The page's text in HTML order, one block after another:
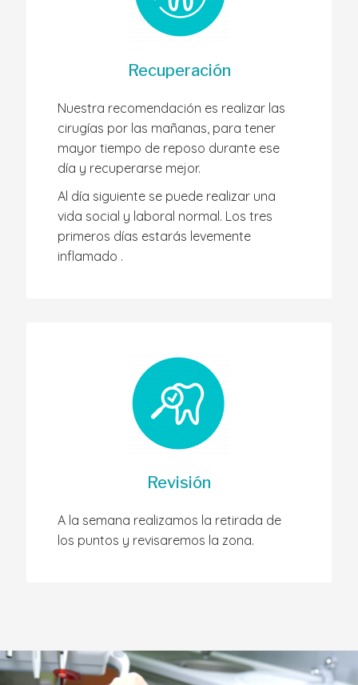
Recuperación
Nuestra recomendación es realizar las
cirugías por las mañanas, para tener
mayor tiempo de reposo durante ese
día y recuperarse mejor.
Al día siguiente se puede realizar una
vida social y laboral normal. Los tres
primeros días estarás levemente
inflamado .
Revisión
A la semana realizamos la retirada de
los puntos y revisaremos la zona.